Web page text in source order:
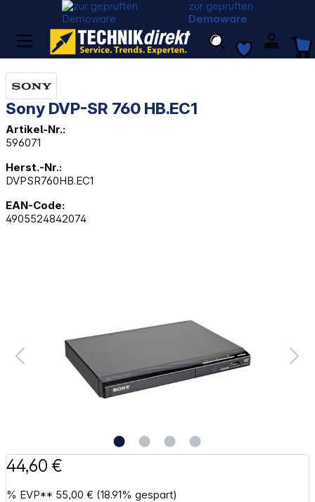
zur geprüften
Demoware
Sony DVP-SR 760 HB.EC1
Artikel-Nr.:
596071
Herst.-Nr.:
DVPSR760HB.EC1
EAN-Code:
4905524842074
44,60 €
% EVP** 55,00 € (18.91% gespart)